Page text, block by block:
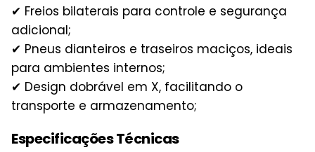
✔ Freios bilaterais para controle e segurança
adicional;
✔ Pneus dianteiros e traseiros maciços, ideais
para ambientes internos;
✔ Design dobrável em X, facilitando o
transporte e armazenamento;
Especificações Técnicas